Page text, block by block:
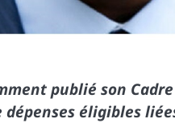
publié son
éligibles